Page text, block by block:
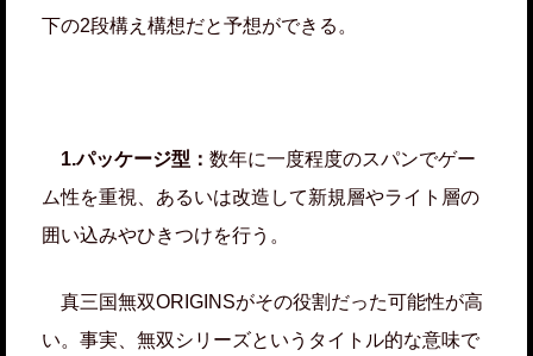
下の2段構え構想だと予想ができる。
1.パッケージ型： 数年に一度程度のスパンでゲー
ム性を重視、あるいは改造して新規層やライト層の
囲い込みやひきつけを行う。
真三国無双ORIGINSがその役割だった可能性が高
い。事実、無双シリーズというタイトル的な意味で